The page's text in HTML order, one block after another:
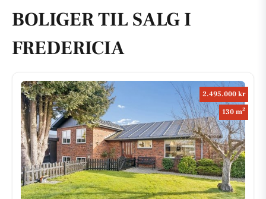
BOLIGER TIL SALG I
FREDERICIA
2.495.000 kr
130 m2